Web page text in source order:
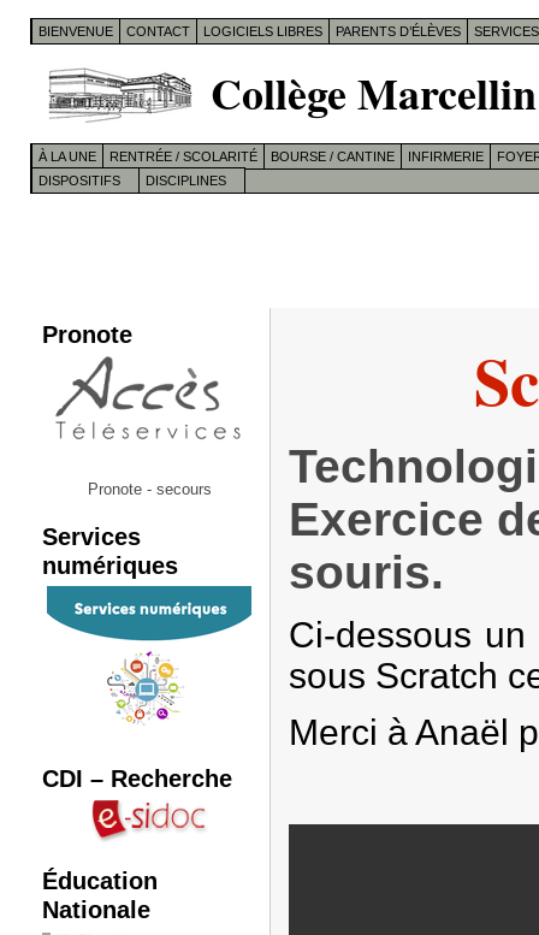
BIENVENUE CONTACT LOGICIELS LIBRES PARENTS D’ÉLÈVES
Collège
À LA UNE RENTRÉE / SCOLARITÉ BOURSE / CANTINE INFIRMERIE
DISPOSITIFS
DISCIPLINES
Pronote
Pronote - secours
Services
numériques
CDI – Recherche
Éducation
Nationale
Exercice
souris.
Ci-dessous un
sous Scratch
Merci à Anaël